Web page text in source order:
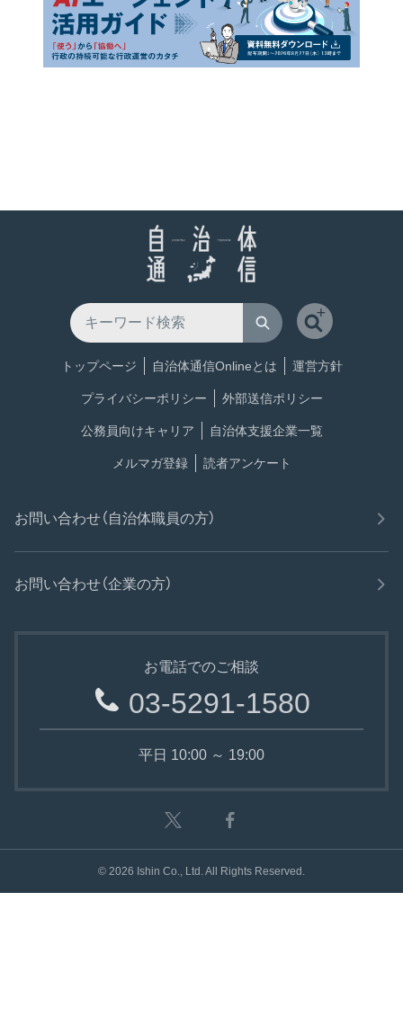
トップページ 自治体通信Onlineとは 運営方針
プライバシーポリシー 外部送信ポリシー
公務員向けキャリア 自治体支援企業一覧
メルマガ登録 読者アンケート
お問い合わせ（自治体職員の方）
お問い合わせ（企業の方）
お電話でのご相談
03-5291-1580
平日 10:00 ～ 19:00
© 2026 Ishin Co., Ltd. All Rights Reserved.